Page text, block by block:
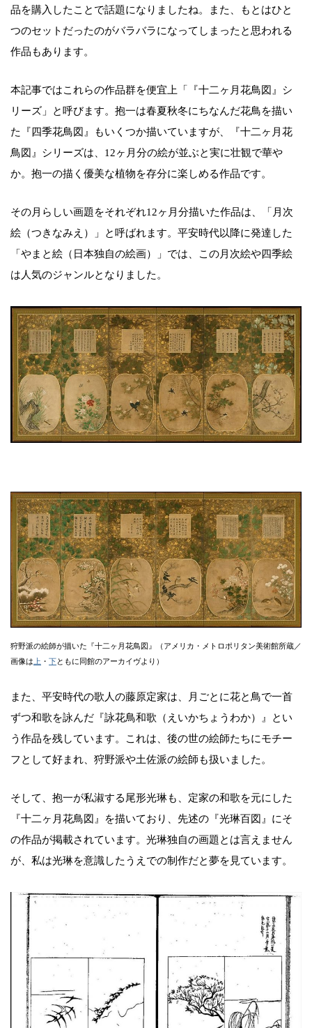
品を購入したことで話題になりましたね。また、もとはひと
つのセットだったのがバラバラになってしまったと思われる
作品もあります。
本記事ではこれらの作品群を便宜上「『十二ヶ月花鳥図』シ
リーズ」と呼びます。抱一は春夏秋冬にちなんだ花鳥を描い
た『四季花鳥図』もいくつか描いていますが、『十二ヶ月花
鳥図』シリーズは、12ヶ月分の絵が並ぶと実に壮観で華や
か。抱一の描く優美な植物を存分に楽しめる作品です。
その月らしい画題をそれぞれ12ヶ月分描いた作品は、「月次
絵（つきなみえ）」と呼ばれます。平安時代以降に発達した
「やまと絵（日本独自の絵画）」では、この月次絵や四季絵
は人気のジャンルとなりました。
狩野派の絵師が描いた『十二ヶ月花鳥図』（アメリカ・メトロポリタン美術館所蔵／
画像は 上 ・ 下ともに同館のアーカイヴより）
また、平安時代の歌人の藤原定家は、月ごとに花と鳥で一首
ずつ和歌を詠んだ『詠花鳥和歌（えいかちょうわか）』とい
う作品を残しています。これは、後の世の絵師たちにモチー
フとして好まれ、狩野派や土佐派の絵師も扱いました。
そして、抱一が私淑する尾形光琳も、定家の和歌を元にした
『十二ヶ月花鳥図』を描いており、先述の『光琳百図』にそ
の作品が掲載されています。光琳独自の画題とは言えません
が、私は光琳を意識したうえでの制作だと夢を見ています。